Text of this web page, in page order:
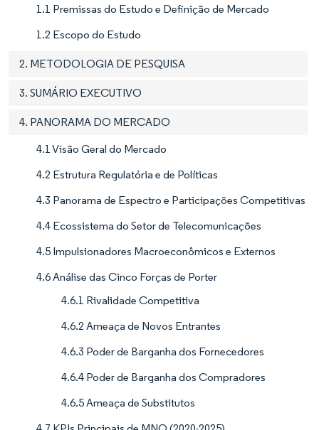
1.1 Premissas do Estudo e Definição de Mercado
1.2 Escopo do Estudo
2. METODOLOGIA DE PESQUISA
3. SUMÁRIO EXECUTIVO
4. PANORAMA DO MERCADO
4.1 Visão Geral do Mercado
4.2 Estrutura Regulatória e de Políticas
4.3 Panorama de Espectro e Participações Competitivas
4.4 Ecossistema do Setor de Telecomunicações
4.5 Impulsionadores Macroeconômicos e Externos
4.6 Análise das Cinco Forças de Porter
4.6.1 Rivalidade Competitiva
4.6.2 Ameaça de Novos Entrantes
4.6.3 Poder de Barganha dos Fornecedores
4.6.4 Poder de Barganha dos Compradores
4.6.5 Ameaça de Substitutos